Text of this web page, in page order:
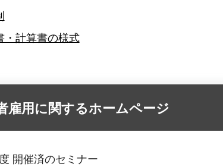
・計算書の様式
雇用に関するホームページ
開催済のセミナー